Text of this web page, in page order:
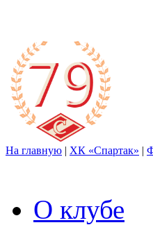
На главную | ХК «Спартак» |
О клубе